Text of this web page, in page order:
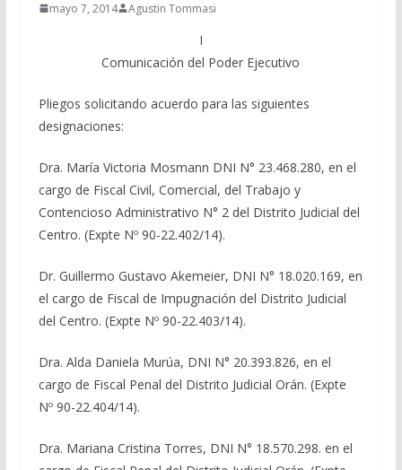
mayo 7, 2014 Agustin Tommasi
I
Comunicación del Poder Ejecutivo
Pliegos solicitando acuerdo para las siguientes
designaciones:
Dra. María Victoria Mosmann DNI N° 23.468.280, en el
cargo de Fiscal Civil, Comercial, del Trabajo y
Contencioso Administrativo N° 2 del Distrito Judicial del
Centro. (Expte Nº 90-22.402/14).
Dr. Guillermo Gustavo Akemeier, DNI N° 18.020.169, en
el cargo de Fiscal de Impugnación del Distrito Judicial
del Centro. (Expte Nº 90-22.403/14).
Dra. Alda Daniela Murúa, DNI N° 20.393.826, en el
cargo de Fiscal Penal del Distrito Judicial Orán. (Expte
Nº 90-22.404/14).
Dra. Mariana Cristina Torres, DNI N° 18.570.298. en el